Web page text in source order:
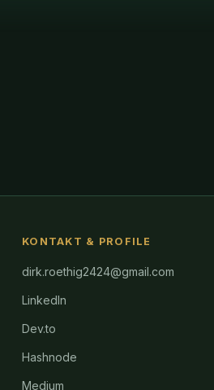
KONTAKT & PROFILE
dirk.roethig2424@gmail.com
LinkedIn
Dev.to
Hashnode
Medium